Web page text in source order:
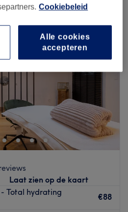
Laat zien op de kaart
Total hydrating
€88
Cookiebeleid
Alle cookies
accepteren